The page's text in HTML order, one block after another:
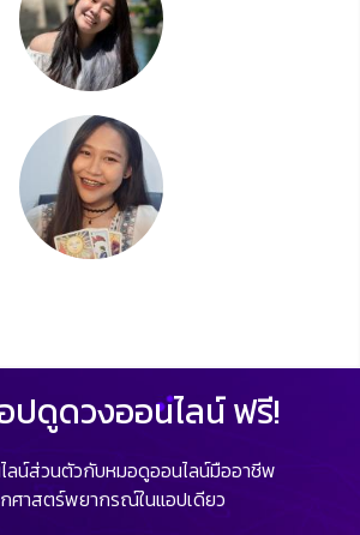
ปดูดวงออนไลน์ ฟรี!
ลน์ส่วนตัวกับหมอดูออนไลน์มืออาชีพ
ศาสตร์พยากรณ์ในแอปเดียว